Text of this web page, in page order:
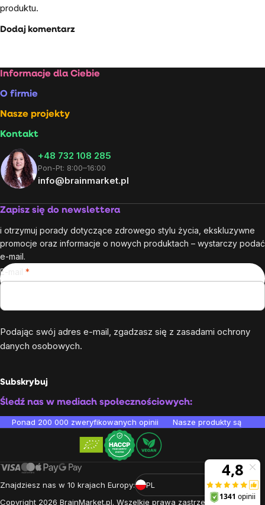
produktu.
Dodaj komentarz
Stopka
Informacje dla Ciebie
O firmie
Nasze projekty
Kontakt
+48 732 108 285
Pon-Pt: 8:00–16:00
info@brainmarket.pl
Zapisz się do newslettera
i otrzymuj porady dotyczące zdrowego stylu życia, ekskluzywne
promocje oraz informacje o nowych produktach – wystarczy podać
e-mail.
E-mail
Podając swój adres e-mail, zgadzasz się z zasadami ochrony
danych osobowych.
Subskrybuj
Śledź nas w mediach społecznościowych:
Ponad 200 000 zweryfikowanych opinii Nasze produkty są
Znajdziesz nas w 10 krajach Europy:
PL
Copyright 2026 BrainMarket.pl. Wszelkie prawa zastrzeżone.